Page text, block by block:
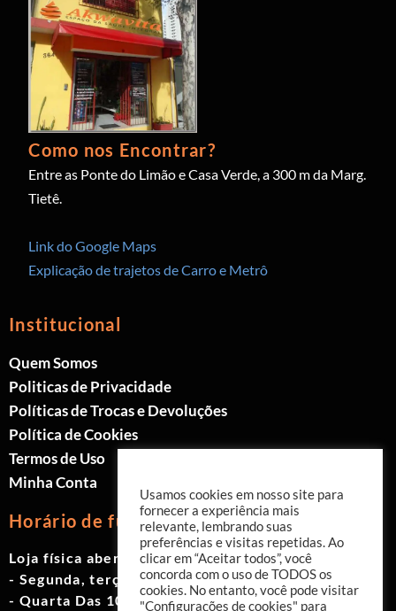
Como nos Encontrar?
Entre as Ponte do Limão e Casa Verde, a 300 m da Marg.
Tietê.
Link do Google Maps
Explicação de trajetos de Carro e Metrô
Institucional
Quem Somos
Politicas de Privacidade
Políticas de Trocas e Devoluções
Política de Cookies
Termos de Uso
Minha Conta
Horário de funcionamento
Loja física aberta de Segunda à Sábado.
- Segunda, terça e quinta das 9h às 19h
- Quarta Das 10h às 18h
Usamos cookies em nosso site para
fornecer a experiência mais
relevante, lembrando suas
preferências e visitas repetidas. Ao
clicar em “Aceitar todos”, você
concorda com o uso de TODOS os
cookies. No entanto, você pode visitar
"Configurações de cookies" para